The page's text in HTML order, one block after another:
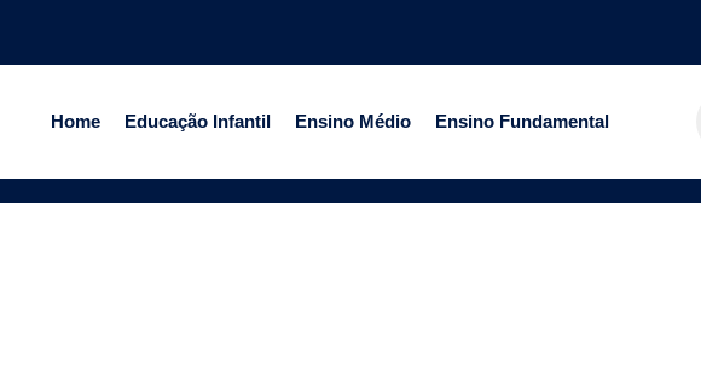
Home Educação Infantil Ensino Médio Ensino Fundamental